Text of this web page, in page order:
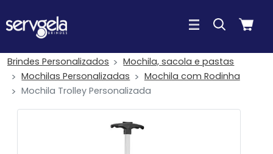
Brindes Personalizados
Mochila, sacola e pastas
Mochilas Personalizadas
Mochila com Rodinha
Mochila Trolley Personalizada